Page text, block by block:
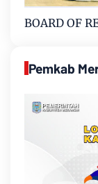
BOARD OF
Pemkab